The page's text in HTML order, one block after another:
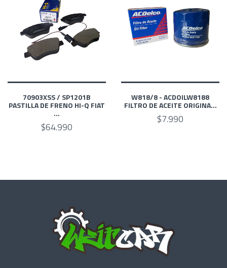
70903XSS / SP1201B
PASTILLA DE FRENO HI-Q FIAT
...
$64.990
W818/8 - ACDOILW8188
FILTRO DE ACEITE ORIGINA...
$7.990